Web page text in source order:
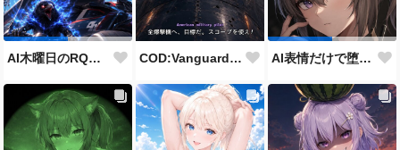
AI木曜日のRQ参加作品 COD:Vanguard "ミッドウェー海戦" AI表情だけで堕とせ参加作品